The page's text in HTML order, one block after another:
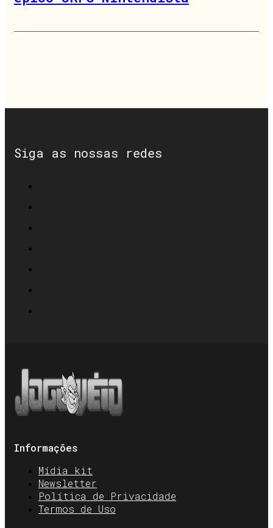
Siga as nossas redes
Informações
Mídia kit
Newsletter
Política de Privacidade
Termos de Uso